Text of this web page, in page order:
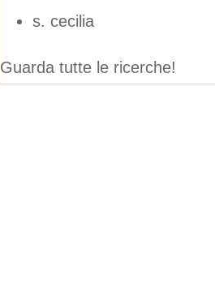
s. cecilia
Guarda tutte le ricerche!